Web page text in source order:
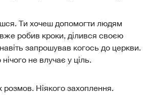
Ти хочеш допомогти людям
вже робив кроки, ділився своєю
запрошував когось до церкви.
не влучає у ціль.
розмов. Ніякого захоплення.